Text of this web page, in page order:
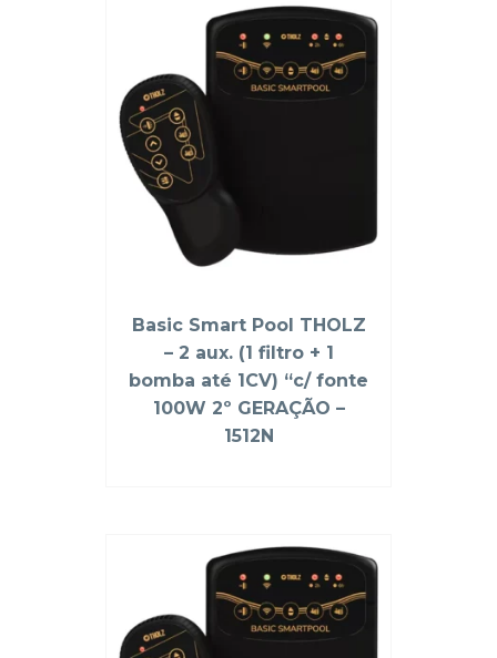
Basic Smart Pool THOLZ
– 2 aux. (1 filtro + 1
bomba até 1CV) “c/ fonte
100W 2º GERAÇÃO –
1512N